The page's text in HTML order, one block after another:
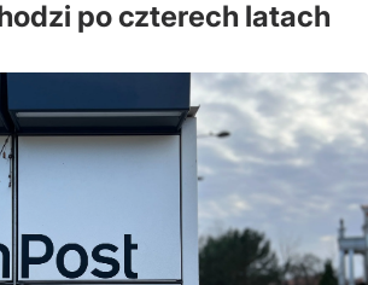
po czterech latach